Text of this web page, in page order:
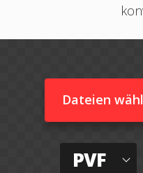
Dateien
PVF